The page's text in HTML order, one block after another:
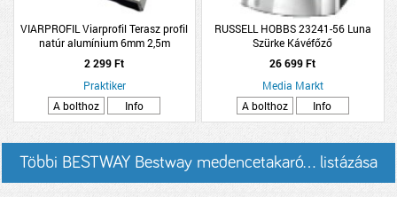
VIARPROFIL Viarprofil Terasz profil
natúr alumínium 6mm 2,5m
2 299 Ft
Praktiker
A bolthoz
Info
RUSSELL HOBBS 23241-56 Luna
Szürke Kávéfőző
26 699 Ft
Media Markt
A bolthoz
Info
Többi BESTWAY Bestway medencetakaró... listázása